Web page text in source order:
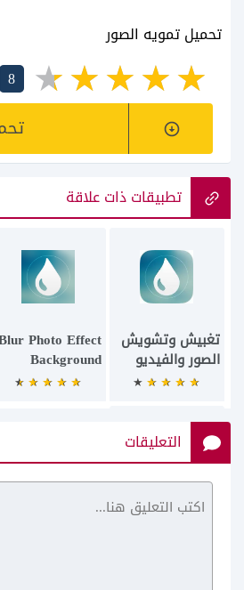
تحميل تمويه الصور
8
تطبيقات ذات علاقة
تغبيش وتشويش
الصور والفيديو
Photo Effect
Background
Add Watermark
التعليقات